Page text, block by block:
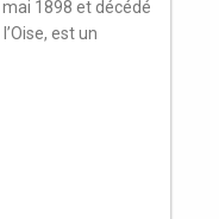
1898 et décédé
est un